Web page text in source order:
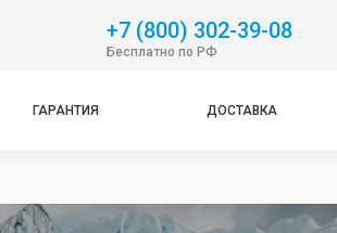
+7 (800) 302-39-08
Бесплатно по РФ
ГАРАНТИЯ ДОСТАВКА